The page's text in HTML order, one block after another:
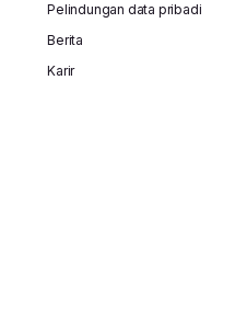
Pelindungan data pribadi
Berita
Karir